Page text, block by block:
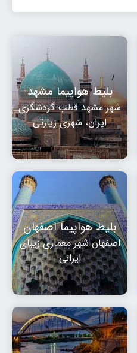
قیمت:
163,115,000
ریال
بلیط هواپیما مشهد
شهر مشهد قطب گردشگری
ایران، شهری زیارتی
بلیط هواپیما اصفهان
اصفهان شهر معماری زیبای
ایرانی